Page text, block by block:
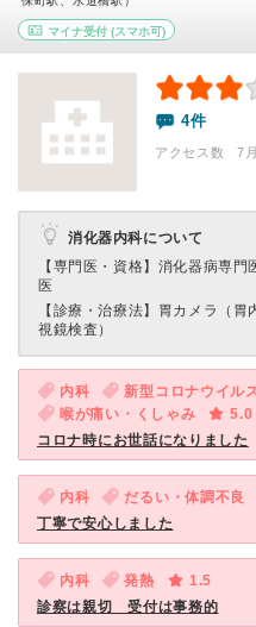
マイナ受付 (スマホ可)
4件
アクセス数 7
消化器内科について
【専門医・資格】 消化器病専門
医
【診療・治療法】 胃カメラ（胃
視鏡検査）
内科
新型コロナウイル
喉が痛い・くしゃみ
5.0
コロナ時にお世話になりました
内科 だるい・体調不良
丁寧で安心しました
内科 発熱
1.5
診察は親切 受付は事務的